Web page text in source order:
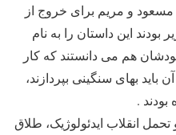
و مریم برای خروج از
این داستان را به نام
هم می دانستند که کار
بهای سنگینی بپردازند،
بودند .
انقلاب ایدئولوژیک، طلاق